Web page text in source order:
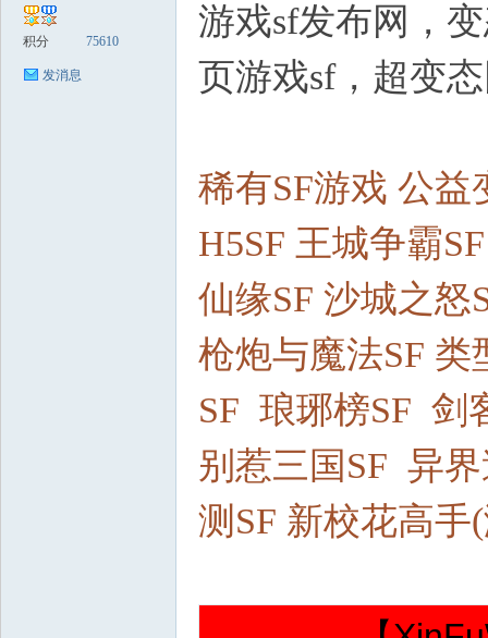
积分 75610
发消息
游戏sf发布网，
页游戏sf，超变
稀有SF游戏 公益
H5SF 王城争霸
仙缘SF 沙城之怒
枪炮与魔法SF 类
SF 琅琊榜SF 剑
别惹三国SF 异
测SF 新校花高手